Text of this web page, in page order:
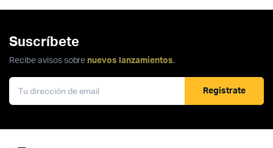
Suscríbete
Recibe avisos sobre nuevos lanzamientos.
Registrate